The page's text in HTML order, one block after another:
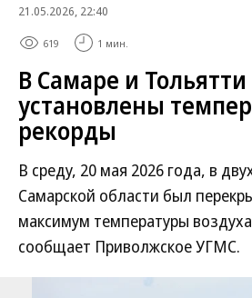
21.05.2026, 22:40
619 1 мин.
В Самаре и Тольятти
установлены
рекорды
В среду, 20 мая 2026 года, в
Самарской области был
максимум температуры
сообщает Приволжское УГМС.